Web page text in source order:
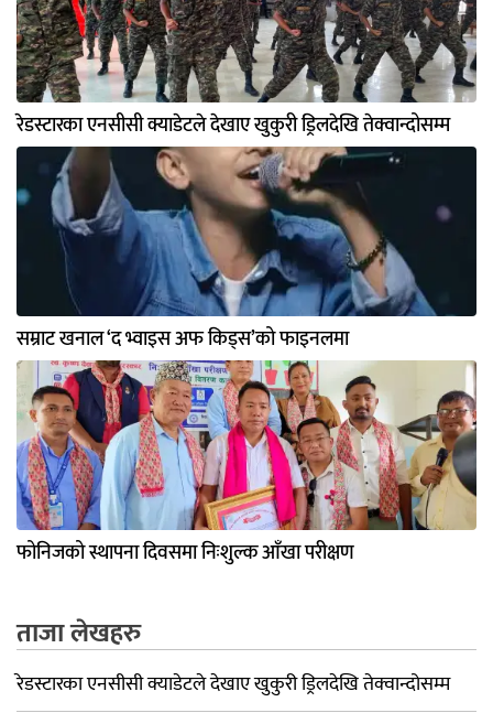
रेडस्टारका एनसीसी क्याडेटले देखाए खुकुरी ड्रिलदेखि तेक्वान्दोसम्म
सम्राट खनाल ‘द भ्वाइस अफ किड्स’को फाइनलमा
फोनिजको स्थापना दिवसमा निःशुल्क आँखा परीक्षण
ताजा लेखहरु
रेडस्टारका एनसीसी क्याडेटले देखाए खुकुरी ड्रिलदेखि तेक्वान्दोसम्म